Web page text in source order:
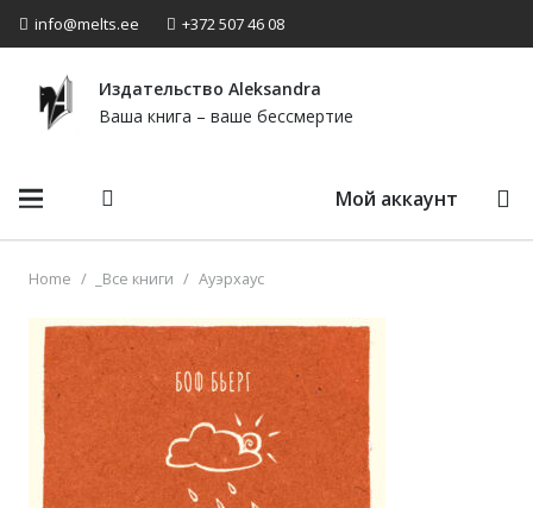
info@melts.ee +372 507 46 08
Издательство Аleksandra
Ваша книга – ваше бессмертие
Мой аккаунт
Home / _Все книги / Ауэрхаус